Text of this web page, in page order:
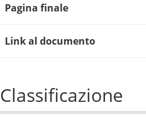
Pagina finale
Link al documento
Classificazione